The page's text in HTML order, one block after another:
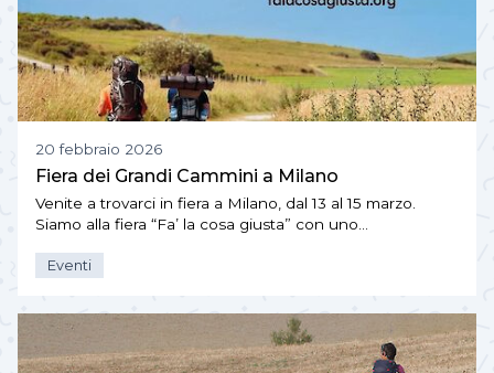
20 febbraio 2026
Fiera dei Grandi Cammini a Milano
Venite a trovarci in fiera a Milano, dal 13 al 15 marzo.
Siamo alla fiera “Fa’ la cosa giusta” con uno…
Eventi